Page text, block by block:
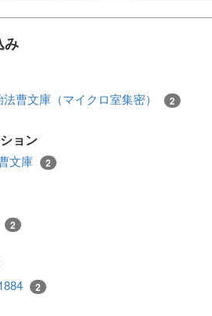
み
曹文庫（マイクロ室集密） 2
ョン
文庫 2
2
2